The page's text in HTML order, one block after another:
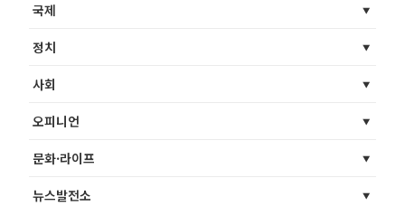
국제
정치
사회
오피니언
문화·라이프
뉴스발전소